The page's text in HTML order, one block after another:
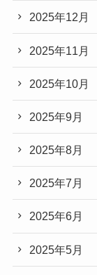
2025年12月
2025年11月
2025年10月
2025年9月
2025年8月
2025年7月
2025年6月
2025年5月